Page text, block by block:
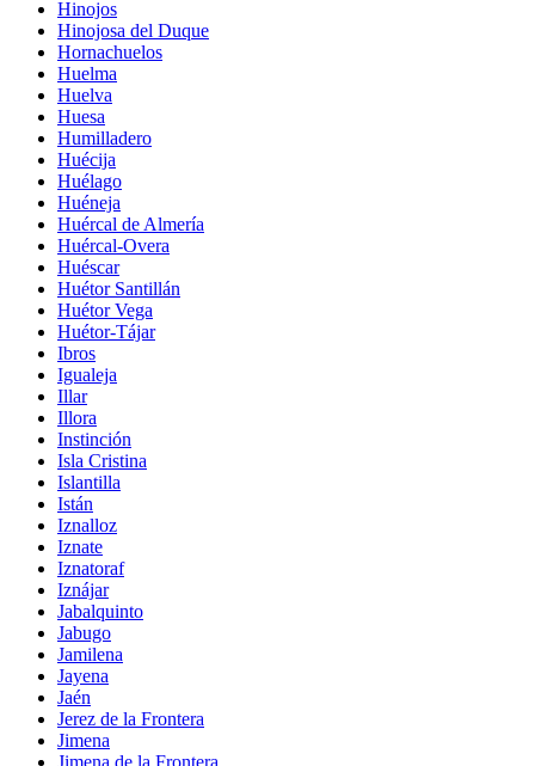
Hinojos
Hinojosa del Duque
Hornachuelos
Huelma
Huelva
Huesa
Humilladero
Huécija
Huélago
Huéneja
Huércal de Almería
Huércal-Overa
Huéscar
Huétor Santillán
Huétor Vega
Huétor-Tájar
Ibros
Igualeja
Illar
Illora
Instinción
Isla Cristina
Islantilla
Istán
Iznalloz
Iznate
Iznatoraf
Iznájar
Jabalquinto
Jabugo
Jamilena
Jayena
Jaén
Jerez de la Frontera
Jimena
Jimena de la Frontera